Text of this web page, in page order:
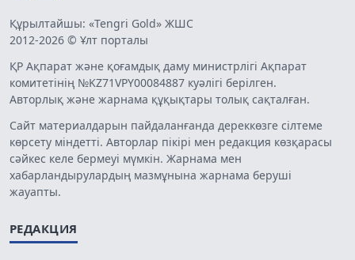
Құрылтайшы: «Tengri Gold» ЖШС
2012-2026 © Ұлт порталы
ҚР Ақпарат және қоғамдық даму министрлігі Ақпарат
комитетінің №KZ71VPY00084887 куәлігі берілген.
Авторлық және жарнама құқықтары толық сақталған.
Сайт материалдарын пайдаланғанда дереккөзге сілтеме
көрсету міндетті. Авторлар пікірі мен редакция көзқарасы
сәйкес келе бермеуі мүмкін. Жарнама мен
хабарландырулардың мазмұнына жарнама беруші
жауапты.
РЕДАКЦИЯ